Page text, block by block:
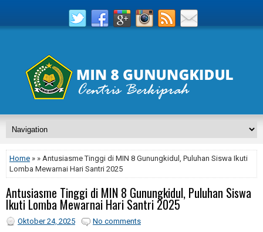
Home » » Antusiasme Tinggi di MIN 8 Gunungkidul, Puluhan Siswa Ikuti
Lomba Mewarnai Hari Santri 2025
Antusiasme Tinggi di MIN 8 Gunungkidul, Puluhan Siswa
Ikuti Lomba Mewarnai Hari Santri 2025
Oktober 24, 2025 No comments